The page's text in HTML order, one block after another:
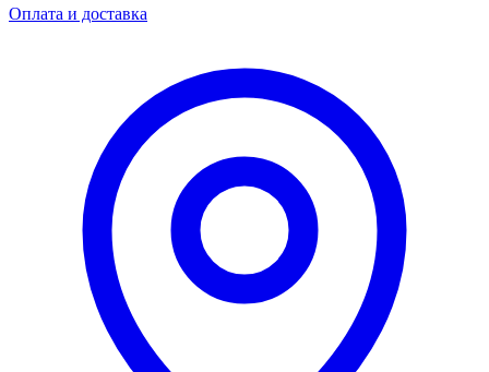
Оплата и доставка